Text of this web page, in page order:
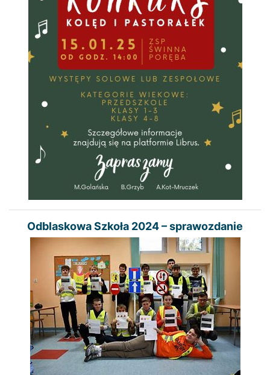
Odblaskowa Szkoła 2024 – sprawozdanie